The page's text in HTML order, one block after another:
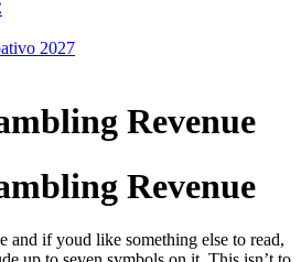
2027
Revenue
Revenue
and if youd like something else to read,